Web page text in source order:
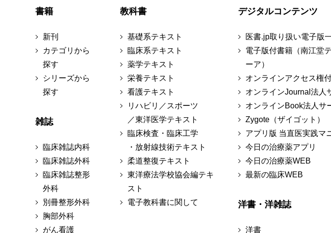
書籍
新刊
カテゴリから
探す
シリーズから
探す
雑誌
臨床雑誌内科
臨床雑誌外科
臨床雑誌整形
外科
別冊整形外科
胸部外科
がん看護
教科書
基礎系テキスト
臨床系テキスト
薬学テキスト
栄養テキスト
看護テキスト
リハビリ／スポーツ
／東洋医学テキスト
臨床検査・臨床工学
・放射線技術テキスト
柔道整復テキスト
東洋療法学校協会編テキ
スト
電子教科書に関して
デジタルコンテンツ
医書.jp取り扱い電子版
電子版付書籍（南江堂
ーア）
オンラインアクセス権
オンラインJournal法人
オンラインBook法人サ
Zygote（ザイゴット）
アプリ版 当直医実践マ
今日の治療薬アプリ
今日の治療薬WEB
最新の臨床WEB
洋書・洋雑誌
洋書